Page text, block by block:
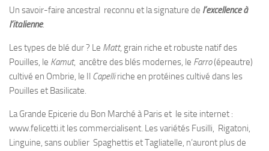
Un savoir-faire ancestral reconnu et la signature de l’excellence à
l’italienne.
Les types de blé dur ? Le Matt, grain riche et robuste natif des
Pouilles, le Kamut, ancêtre des blés modernes, le Farro(épeautre)
cultivé en Ombrie, le Il Capelliriche en protéines cultivé dans les
Pouilles et Basilicate.
La Grande Epicerie du Bon Marché à Paris et le site internet :
www.felicetti.it les commercialisent. Les variétés Fusilli, Rigatoni,
Linguine, sans oublier Spaghettis et Tagliatelle, n’auront plus de